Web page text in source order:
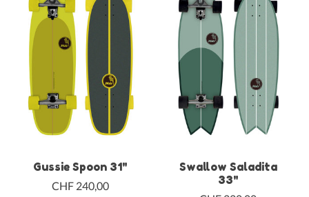
Gussie Spoon 31"
CHF 240,00
Swallow Saladita
33"